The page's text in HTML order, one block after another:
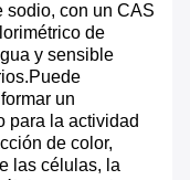
sodio, con un CAS
de
y sensible
un
para la actividad
de color,
las células, la